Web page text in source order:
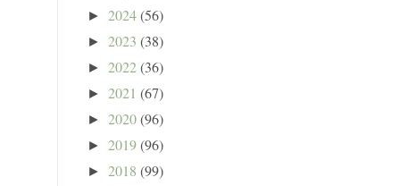
► 2024(56)
► 2023 (38)
► 2022(36)
► 2021 (67)
► 2020(96)
► 2019(96)
► 2018 (99)